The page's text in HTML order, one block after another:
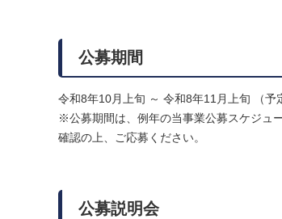
公募期間
令和8年10月上旬 ～ 令和8年11月上旬 （予
※公募期間は、例年の当事業公募スケジュ
確認の上、ご応募ください。
公募説明会